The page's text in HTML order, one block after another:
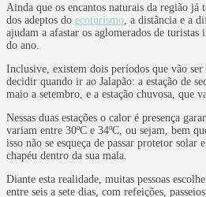
Ainda que os encantos naturais da região já
dos adeptos do ecoturismo , a distância e a
ajudam a afastar os aglomerados de turistas
do ano.
Inclusive, existem dois períodos que vão ser
decidir quando ir ao Jalapão: a estação de
maio a setembro, e a estação chuvosa, que
Nessas duas estações o calor é presença
variam entre 30ºC e 34ºC, ou sejam, bem
isso não se esqueça de passar protetor solar
chapéu dentro da sua mala.
Diante esta realidade, muitas pessoas
entre seis a sete dias, com refeições,